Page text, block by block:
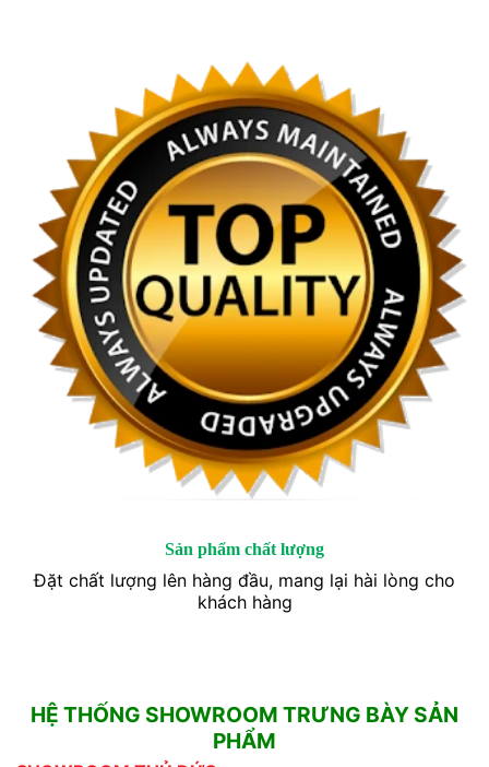
Sản phẩm chất lượng
Đặt chất lượng lên hàng đầu, mang lại hài lòng cho
khách hàng
HỆ THỐNG SHOWROOM TRƯNG BÀY SẢN
PHẨM